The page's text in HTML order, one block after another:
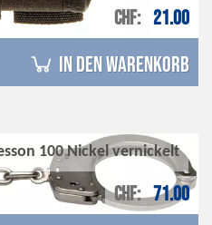
CHF 21.00
in den Warenkorb
100 Nickel vernickelt
CHF 71.00